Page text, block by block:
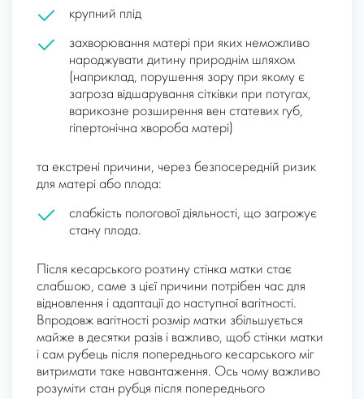
крупний плід
захворювання матері при яких неможливо
народжувати дитину природнім шляхом
(наприклад, порушення зору при якому є
загроза відшарування сітківки при потугах,
варикозне розширення вен статевих губ,
гіпертонічна хвороба матері)
та екстрені причини, через безпосередній ризик
для матері або плода:
слабкість пологової діяльності, що загрожує
стану плода.
Після кесарського розтину стінка матки стає
слабшою, саме з цієї причини потрібен час для
відновлення і адаптації до наступної вагітності.
Впродовж вагітності розмір матки збільшується
майже в десятки разів і важливо, щоб стінки матки
і сам рубець після попереднього кесарського міг
витримати таке навантаження. Ось чому важливо
розуміти стан рубця після попереднього